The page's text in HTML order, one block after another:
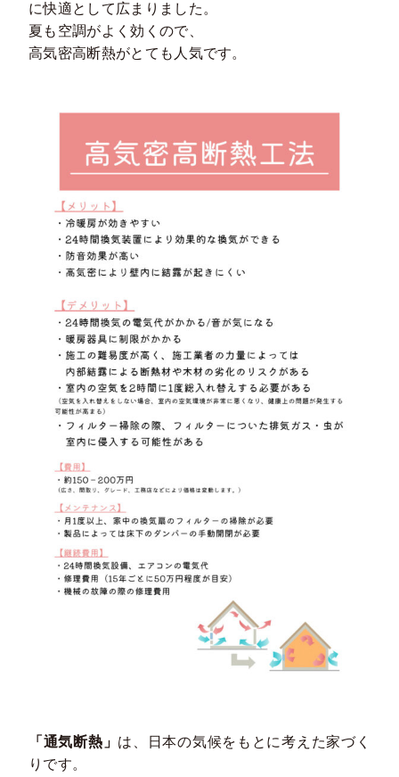
に快適として広まりました。
夏も空調がよく効くので、
高気密高断熱がとても人気です。
「通気断熱」 は、日本の気候をもとに考えた家づく
りです。